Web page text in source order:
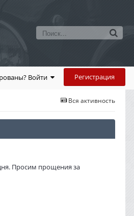
Войти Регистрация
Вся активность
Просим прощения за